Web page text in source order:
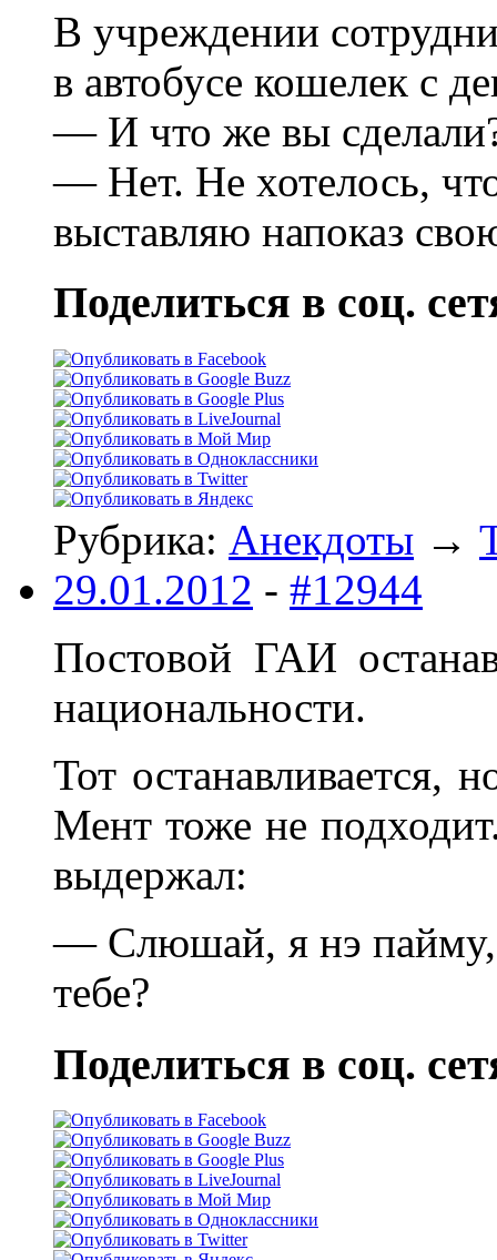
В учреждении
в автобусе кошелек с
— И что же вы
— Hет. Hе хотелось,
выставляю напоказ
Поделиться в соц.
Рубрика: Анекдоты →
29.01.2012 - #12944
Постовой ГАИ
национальности.
Тот останавливается,
Мент тоже не
выдеpжал:
— Слюшай, я нэ паймy,
тебе?
Поделиться в соц.